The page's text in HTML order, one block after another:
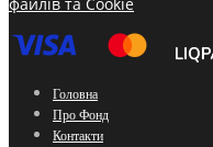
Головна
Про Фонд
Контакти